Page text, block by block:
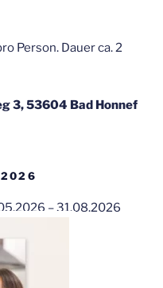
Person. Dauer ca. 2
3, 53604 Bad Honnef
2026
– 31.08.2026